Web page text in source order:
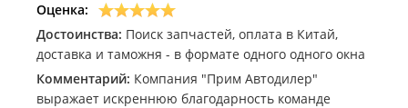
Оценка:
Достоинства: Поиск запчастей, оплата в Китай,
доставка и таможня - в формате одного одного окна
Комментарий: Компания "Прим Автодилер"
выражает искреннюю благодарность команде